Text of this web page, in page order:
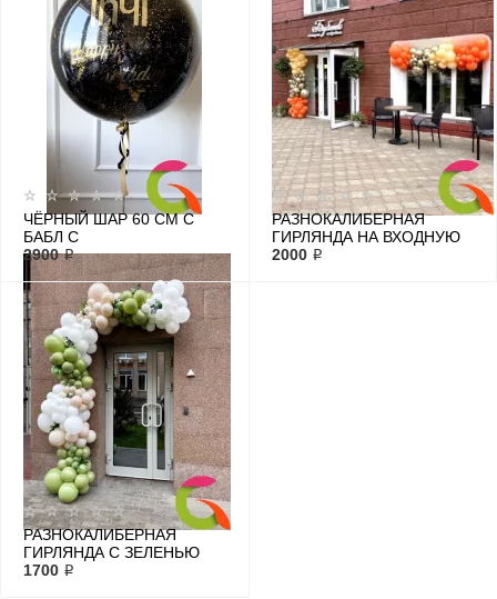
ЧЁРНЫЙ ШАР 60 СМ С
БАБЛ С
ИНДИВИДУАЛЬНОЙ
НАДПИСЬЮ И ЗОЛОТОЙ
КРОШКОЙ
2900 ₽
РАЗНОКАЛИБЕРНАЯ
ГИРЛЯНДА НА ВХОДНУЮ
ЗОНУ ДЛЯ ПЕКАРНИ
2000 ₽
РАЗНОКАЛИБЕРНАЯ
ГИРЛЯНДА С ЗЕЛЕНЬЮ
1700 ₽